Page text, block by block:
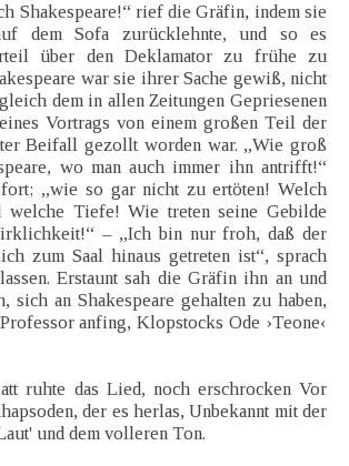
Shakespeare!“ rief die Gräfin, indem sie
dem Sofa zurücklehnte, und so es
über den Deklamator zu frühe zu
war sie ihrer Sache gewiß, nicht
dem in allen Zeitungen Gepriesenen
Vortrags von einem großen Teil der
Beifall gezollt worden war. „Wie groß
wo man auch immer ihn antrifft!“
„wie so gar nicht zu ertöten! Welch
welche Tiefe! Wie treten seine Gebilde
– „Ich bin nur froh, daß der
zum Saal hinaus getreten ist“, sprach
Erstaunt sah die Gräfin ihn an und
sich an Shakespeare gehalten zu haben,
anfing, Klopstocks Ode ›Teone‹
ruhte das Lied, noch erschrocken Vor
der es herlas, Unbekannt mit der
und dem volleren Ton.